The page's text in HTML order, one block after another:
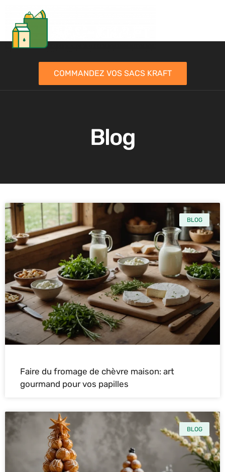
COMMANDEZ VOS SACS KRAFT
Blog
BLOG
Faire du fromage de chèvre maison: art
gourmand pour vos papilles
BLOG